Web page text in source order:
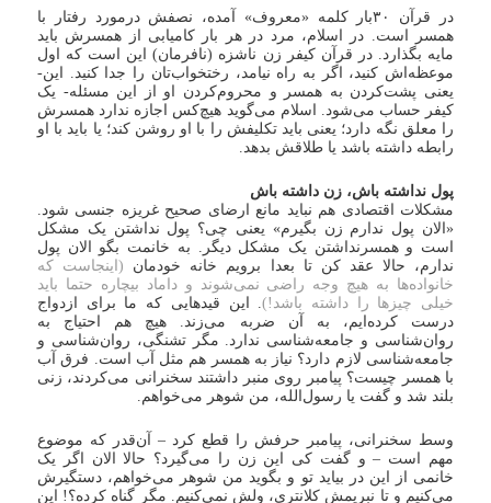
در قرآن ۳۰بار کلمه «معروف» آمده، نصفش درمورد رفتار با
همسر است. در اسلام، مرد در هر بار کامیابی از همسرش باید
مایه بگذارد. در قرآن کیفر زن ناشزه (نافرمان) این است که اول
موعظه‌اش کنید، اگر به راه نیامد، رختخواب‌تان را جدا کنید. این-
یعنی پشت‌کردن به همسر و محروم‌کردن او از این مسئله- یک
کیفر حساب می‌شود. اسلام می‌گوید هیچ‌کس اجازه ندارد همسرش
را معلق نگه دارد؛ یعنی باید تکلیفش را با او روشن کند؛ یا باید با او
رابطه داشته باشد یا طلاقش بدهد.
پول نداشته باش، زن داشته باش
مشکلات اقتصادی هم نباید مانع ارضای صحیح غریزه جنسی شود.
«الان پول ندارم زن بگیرم» یعنی چی؟ پول نداشتن یک مشکل
است و همسرنداشتن یک مشکل دیگر. به خانمت بگو الان پول
ندارم، حالا عقد کن تا بعدا برویم خانه خودمان (اینجاست که
خانواده‌ها به هیچ وجه راضی نمی‌شوند و داماد بیچاره حتما باید
خیلی چیزها را داشته باشد!). این قیدهایی که ما برای ازدواج
درست کرده‌ایم، به آن ضربه می‌زند. هیچ هم احتیاج به
روان‌شناسی و جامعه‌شناسی ندارد. مگر تشنگی، روان‌شناسی و
جامعه‌شناسی لازم دارد؟ نیاز به همسر هم مثل آب است. فرق آب
با همسر چیست؟ پیامبر روی منبر داشتند سخنرانی می‌کردند، زنی
بلند شد و گفت یا رسول‌الله، من شوهر می‌خواهم.
وسط سخنرانی، پیامبر حرفش را قطع کرد – آن‌قدر که موضوع
مهم است – و گفت کی این زن را می‌گیرد؟ حالا الان اگر یک
خانمی از این در بیاید تو و بگوید من شوهر می‌خواهم، دستگیرش
می‌کنیم و تا نبریمش کلانتری، ولش نمی‌کنیم. مگر گناه کرده؟! این